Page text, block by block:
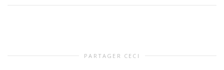
PARTAGER CECI